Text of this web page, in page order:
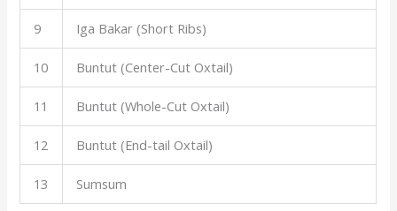
9 Iga Bakar (Short Ribs)
10 Buntut (Center-Cut Oxtail)
11 Buntut (Whole-Cut Oxtail)
12 Buntut (End-tail Oxtail)
13 Sumsum